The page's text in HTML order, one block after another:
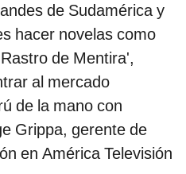
de Sudamérica y
hacer novelas como
de Mentira',
al mercado
de la mano con
Grippa, gerente de
en América Televisión